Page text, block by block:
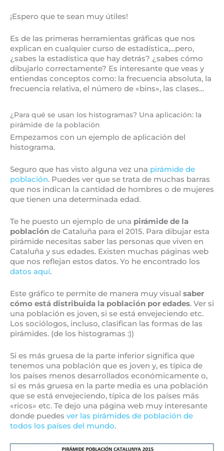
¡Espero que te sean muy útiles!
Es de las primeras herramientas gráficas que nos
explican en cualquier curso de estadística,…pero,
¿sabes la estadística que hay detrás? ¿sabes cómo
dibujarlo correctamente? Es interesante que veas y
entiendas conceptos como: la frecuencia absoluta, la
frecuencia relativa, el número de «bins», las clases…
¿Para qué se usan los histogramas? Una aplicación: la
pirámide de la población
Empezamos con un ejemplo de aplicación del
histograma.
Seguro que has visto alguna vez una pirámide de
población. Puedes ver que se trata de muchas barras
que nos indican la cantidad de hombres o de mujeres
que tienen una determinada edad.
Te he puesto un ejemplo de una pirámide de la
población de Cataluña para el 2015. Para dibujar esta
pirámide necesitas saber las personas que viven en
Cataluña y sus edades. Existen muchas páginas web
que nos reflejan estos datos. Yo he encontrado los
datos aquí.
Este gráfico te permite de manera muy visual saber
cómo está distribuida la población por edades. Ver si
una población es joven, si se está envejeciendo etc.
Los sociólogos, incluso, clasifican las formas de las
pirámides. (de los histogramas :))
Si es más gruesa de la parte inferior significa que
tenemos una población que es joven y, es típica de
los países menos desarrollados económicamente o,
si es más gruesa en la parte media es una población
que se está envejeciendo, típica de los países más
«ricos» etc. Te dejo una página web muy interesante
donde puedes ver las pirámides de población de
todos los países del mundo.